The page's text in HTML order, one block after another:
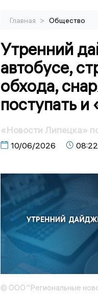
Главная > Общество
Утренний
автобусе,
обхода,
поступать
«Новости Липецка»
10/06/2026 08:22
© ООО "Региональные